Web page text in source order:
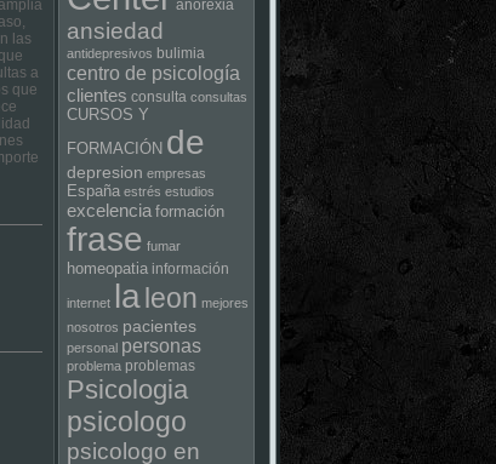
las
a
que
anorexia
ansiedad
antidepresivos bulimia
centro de psicología
clientes consulta consultas
CURSOS Y
FORMACIÓN de
depresion empresas
España estrés estudios
excelencia formación
frase fumar
homeopatia información
internet laleon mejores
nosotros pacientes
personal personas
problema problemas
Psicologia
psicologo
psicologo en